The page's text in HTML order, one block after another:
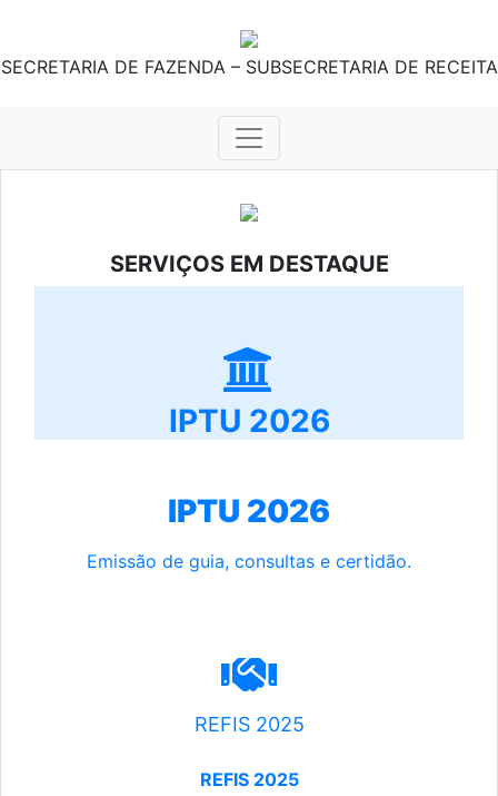
SECRETARIA DE FAZENDA – SUBSECRETARIA DE RECEITA
SERVIÇOS EM DESTAQUE
IPTU 2026
IPTU 2026
Emissão de guia, consultas e certidão.
REFIS 2025
REFIS 2025